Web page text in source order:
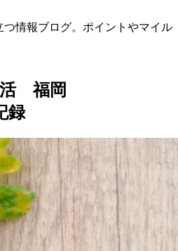
情報ブログ。ポイントやマイル
活 福岡
録